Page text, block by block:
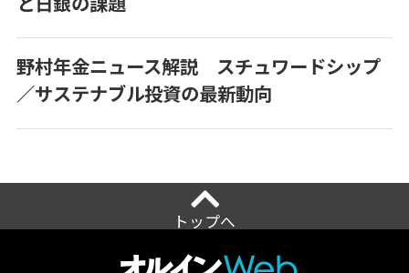
と日銀の課題
野村年金ニュース解説 スチュワードシップ
／サステナブル投資の最新動向
トップへ